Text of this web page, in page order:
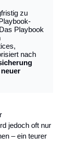
zu
Playbook
nach
jedoch oft nur
– ein teurer